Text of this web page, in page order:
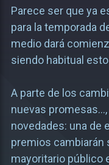
Parece ser que ya
para la temporada
medio dará
siendo habitual
A parte de los
nuevas
novedades: una de
premios cambiarán
mayoritario público